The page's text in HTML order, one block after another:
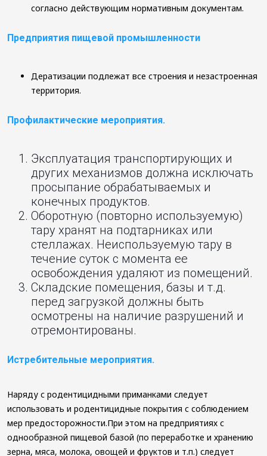
согласно действующим нормативным документам.
Предприятия пищевой промышленности
Дератизации подлежат все строения и незастроенная
территория.
Профилактические мероприятия.
Эксплуатация транспортирующих и
других механизмов должна исключать
просыпание обрабатываемых и
конечных продуктов.
Оборотную (повторно используемую)
тару хранят на подтарниках или
стеллажах. Неиспользуемую тару в
течение суток с момента ее
освобождения удаляют из помещений.
Складские помещения, базы и т.д.
перед загрузкой должны быть
осмотрены на наличие разрушений и
отремонтированы.
Истребительные мероприятия.
Наряду с родентицидными приманками следует
использовать и родентицидные покрытия с соблюдением
мер предосторожности.При этом на предприятиях с
однообразной пищевой базой (по переработке и хранению
зерна, мяса, молока, овощей и фруктов и т.п.) следует